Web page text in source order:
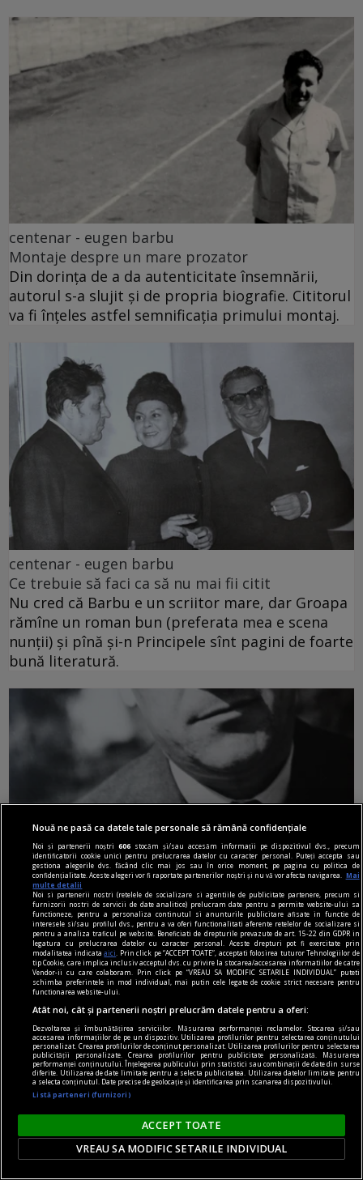
centenar - eugen barbu
Montaje despre un mare prozator
Din dorința de a da autenticitate însemnării,
autorul s-a slujit și de propria biografie. Cititorul
va fi înțeles astfel semnificația primului montaj.
centenar - eugen barbu
Ce trebuie să faci ca să nu mai fii citit
Nu cred că Barbu e un scriitor mare, dar Groapa
rămîne un roman bun (preferata mea e scena
nunții) și pînă și-n Principele sînt pagini de foarte
bună literatură.
centenar - eugen barbu
Cele trei „Grații” ale „Împăratului Mahalalei”
Se pune, astfel, întrebarea ce ratează și unde
ratează acest scriitor: fie în proasta dozare a
elementului senzațional, fie în inabila folosire a
șablonului ideologic.
Nouă ne pasă ca datele tale personale să rămână confidențiale
Noi și partenerii noștri606 stocăm și/sau accesăm informații pe dispozitivul dvs., precum
identificatorii cookie unici pentru prelucrarea datelor cu caracter personal. Puteți accepta sau
gestiona alegerile dvs. făcând clic mai jos sau în orice moment, pe pagina cu politica de
confidențialitate. Aceste alegeri vor fi raportate partenerilor noștri și nu vă vor afecta navigarea.
Mai
multe detalii
Noi si partenerii nostri (retelele de socializare si agentiile de publicitate partenere, precum si
furnizorii nostri de servicii de date analitice) prelucram date pentru a permite website-ului sa
functioneze, pentru a personaliza continutul si anunturile publicitare afisate in functie de
interesele si/sau profilul dvs., pentru a va oferi functionalitati aferente retelelor de socializare si
pentru a analiza traficul pe website. Beneficiati de drepturile prevazute de art. 15-22 din GDPR in
legatura cu prelucrarea datelor cu caracter personal. Aceste drepturi pot fi exercitate prin
modalitatea indicataaici
. Prin click pe “ACCEPT TOATE”, acceptati folosirea tuturor Tehnologiilor de
tip Cookie, care implica inclusiv acceptul dvs. cu privire la stocarea/accesarea informatiilor de catre
Vendor-ii cu care colaboram. Prin click pe “VREAU SA MODIFIC SETARILE INDIVIDUAL” puteti
schimba preferintele in mod individual, mai putin cele legate de cookie strict necesare pentru
functionarea website-ului.
Atât noi, cât și partenerii noștri prelucrăm datele pentru a oferi:
Dezvoltarea și îmbunătățirea serviciilor. Măsurarea performanței reclamelor. Stocarea și/sau
accesarea informațiilor de pe un dispozitiv. Utilizarea profilurilor pentru selectarea conținutului
personalizat. Crearea profilurilor de conținut personalizat. Utilizarea profilurilor pentru selectarea
publicității personalizate. Crearea profilurilor pentru publicitate personalizată. Măsurarea
performanței conținutului. Înțelegerea publicului prin statistici sau combinații de date din surse
diferite. Utilizarea de date limitate pentru a selecta publicitatea. Utilizarea datelor limitate pentru
a selecta conținutul. Date precise de geolocație și identificarea prin scanarea dispozitivului.
Listă parteneri (furnizori)
ACCEPT TOATE
VREAU SA MODIFIC SETARILE INDIVIDUAL